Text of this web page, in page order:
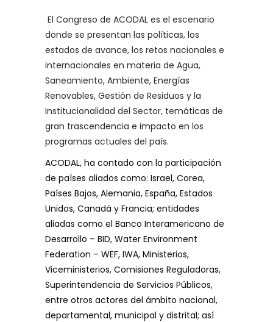
El Congreso de ACODAL es el escenario
donde se presentan las políticas, los
estados de avance, los retos nacionales e
internacionales en materia de Agua,
Saneamiento, Ambiente, Energías
Renovables, Gestión de Residuos y la
Institucionalidad del Sector, temáticas de
gran trascendencia e impacto en los
programas actuales del país.
ACODAL, ha contado con la participación
de países aliados como: Israel, Corea,
Países Bajos, Alemania, España, Estados
Unidos, Canadá y Francia; entidades
aliadas como el Banco Interamericano de
Desarrollo – BID, Water Environment
Federation – WEF, IWA, Ministerios,
Viceministerios, Comisiones Reguladoras,
Superintendencia de Servicios Públicos,
entre otros actores del ámbito nacional,
departamental, municipal y distrital; así